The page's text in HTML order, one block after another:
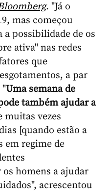
. "Já o
mas começou
a possibilidade de os
ativa" nas redes
que
a par
"Uma semana de
também ajudar a
muitas vezes
[quando estão a
em regime de
homens a ajudar
acrescentou